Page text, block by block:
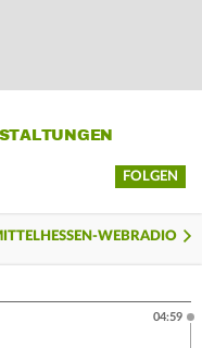
FOLGEN
WEBRADIO
04:59